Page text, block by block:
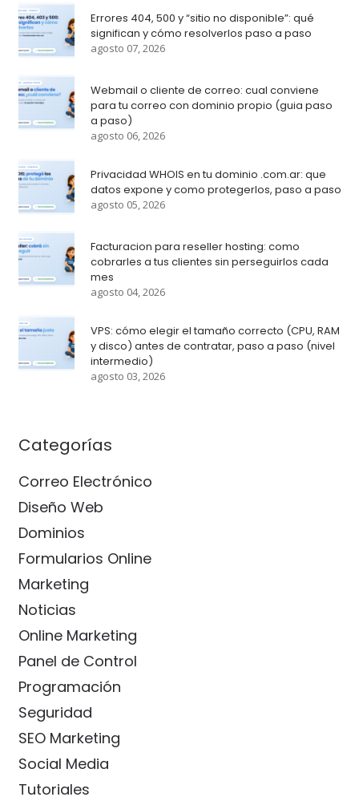
Errores 404, 500 y “sitio no disponible”: qué
significan y cómo resolverlos paso a paso
agosto 07, 2026
Webmail o cliente de correo: cual conviene
para tu correo con dominio propio (guia paso
a paso)
agosto 06, 2026
Privacidad WHOIS en tu dominio .com.ar: que
datos expone y como protegerlos, paso a paso
agosto 05, 2026
Facturacion para reseller hosting: como
cobrarles a tus clientes sin perseguirlos cada
mes
agosto 04, 2026
VPS: cómo elegir el tamaño correcto (CPU, RAM
y disco) antes de contratar, paso a paso (nivel
intermedio)
agosto 03, 2026
Categorías
Correo Electrónico
Diseño Web
Dominios
Formularios Online
Marketing
Noticias
Online Marketing
Panel de Control
Programación
Seguridad
SEO Marketing
Social Media
Tutoriales